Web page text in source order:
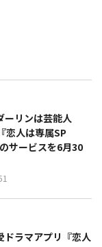
ーリンは芸能人
人は専属SP
サービスを6月30
ドラマアプリ『恋人